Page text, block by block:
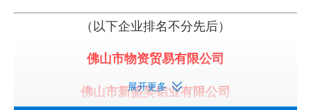
（以下企业排名不分先后）
佛山市物资贸易有限公司
佛山市新盛昊铝业有限公司
展开更多